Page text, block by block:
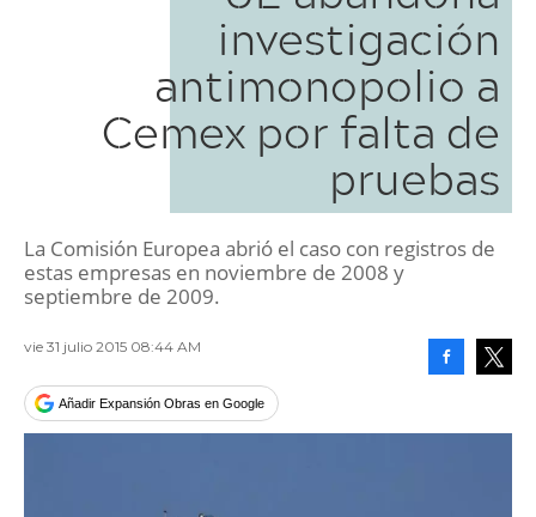
investigación
antimonopolio a
Cemex por falta de
pruebas
La Comisión Europea abrió el caso con registros de
estas empresas en noviembre de 2008 y
septiembre de 2009.
vie 31 julio 2015 08:44 AM
Añadir Expansión Obras en Google